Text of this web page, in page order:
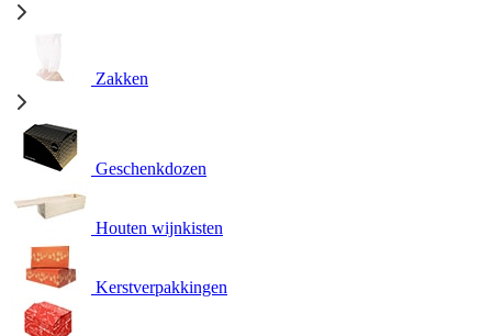
Zakken
Geschenkdozen
Houten wijnkisten
Kerstverpakkingen